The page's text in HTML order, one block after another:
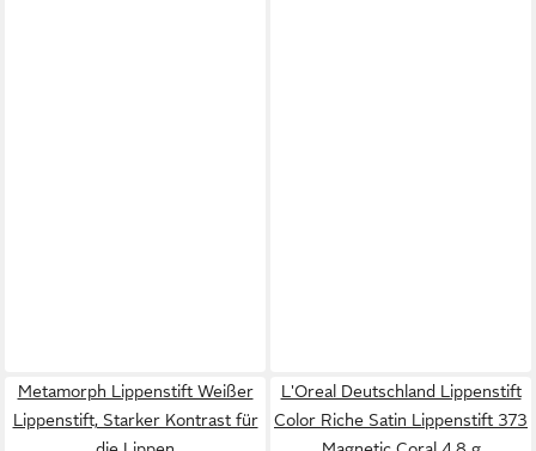
Metamorph Lippenstift Weißer
Lippenstift, Starker Kontrast für
L'Oreal Deutschland Lippenstift
Color Riche Satin Lippenstift 373